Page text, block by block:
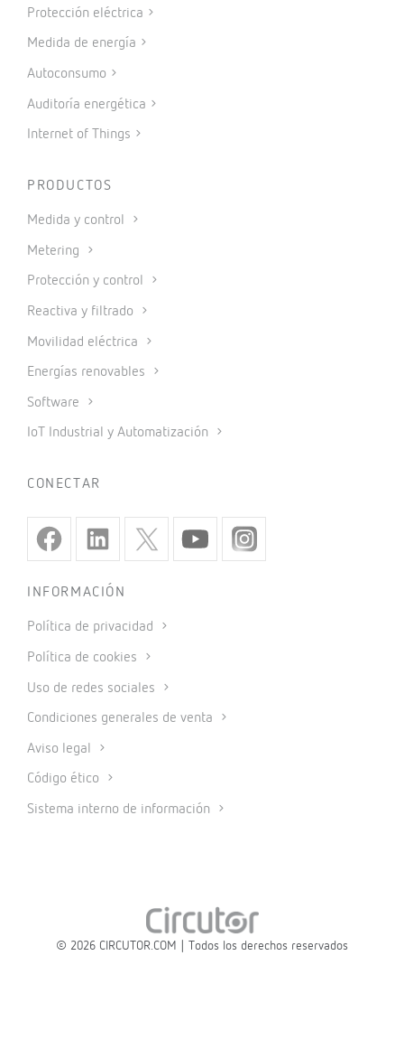
Protección eléctrica
Medida de energía
Autoconsumo
Auditoría energética
Internet of Things
PRODUCTOS
Medida y control
Metering
Protección y control
Reactiva y filtrado
Movilidad eléctrica
Energías renovables
Software
IoT Industrial y Automatización
CONECTAR
INFORMACIÓN
Política de privacidad
Política de cookies
Uso de redes sociales
Condiciones generales de venta
Aviso legal
Código ético
Sistema interno de información
© 2026 CIRCUTOR.COM | Todos los derechos reservados